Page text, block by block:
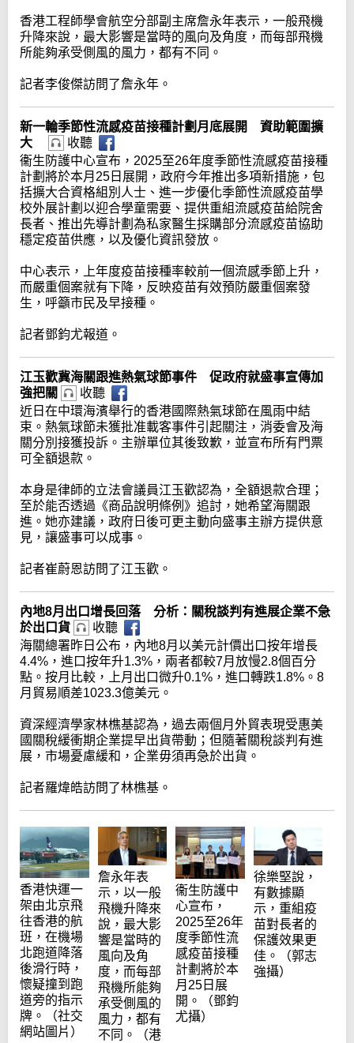
香港工程師學會航空分部副主席詹永年表示，一般飛機
升降來說，最大影響是當時的風向及角度，而每部飛機
所能夠承受側風的風力，都有不同。
記者李俊傑訪問了詹永年。
新一輪季節性流感疫苗接種計劃月底展開 資助範圍擴
大
收聽
衞生防護中心宣布，2025至26年度季節性流感疫苗接種
計劃將於本月25日展開，政府今年推出多項新措施，包
括擴大合資格組別人士、進一步優化季節性流感疫苗學
校外展計劃以迎合學童需要、提供重組流感疫苗給院舍
長者、推出先導計劃為私家醫生採購部分流感疫苗協助
穩定疫苗供應，以及優化資訊發放。
中心表示，上年度疫苗接種率較前一個流感季節上升，
而嚴重個案就有下降，反映疫苗有效預防嚴重個案發
生，呼籲市民及早接種。
記者鄧鈞尤報道。
江玉歡冀海關跟進熱氣球節事件 促政府就盛事宣傳加
強把關
收聽
近日在中環海濱舉行的香港國際熱氣球節在風雨中結
束。熱氣球節未獲批准載客事件引起關注，消委會及海
關分別接獲投訴。主辦單位其後致歉，並宣布所有門票
可全額退款。
本身是律師的立法會議員江玉歡認為，全額退款合理；
至於能否透過《商品說明條例》追討，她希望海關跟
進。她亦建議，政府日後可更主動向盛事主辦方提供意
見，讓盛事可以成事。
記者崔蔚恩訪問了江玉歡。
內地8月出口增長回落 分析：關稅談判有進展企業不急
於出口貨
收聽
海關總署昨日公布，內地8月以美元計價出口按年增長
4.4%，進口按年升1.3%，兩者都較7月放慢2.8個百分
點。按月比較，上月出口微升0.1%，進口轉跌1.8%。8
月貿易順差1023.3億美元。
資深經濟學家林樵基認為，過去兩個月外貿表現受惠美
國關稅緩衝期企業提早出貨帶動；但隨著關稅談判有進
展，市場憂慮緩和，企業毋須再急於出貨。
記者羅煒皓訪問了林樵基。
香港快運一
架由北京飛
往香港的航
班，在機場
北跑道降落
後滑行時，
懷疑撞到跑
道旁的指示
牌。（社交
網站圖片）
詹永年表
示，以一般
飛機升降來
說，最大影
響是當時的
風向及角
度，而每部
飛機所能夠
承受側風的
風力，都有
不同。（港
衞生防護中
心宣布，
2025至26年
度季節性流
感疫苗接種
計劃將於本
月25日展
開。（鄧鈞
尤攝）
徐樂堅說，
有數據顯
示，重組疫
苗對長者的
保護效果更
佳。（郭志
強攝）